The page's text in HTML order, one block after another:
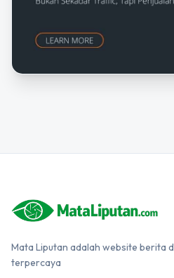
Mata Liputan adalah website berita
terpercaya